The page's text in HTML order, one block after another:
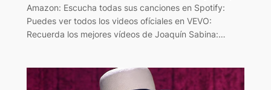
Amazon: Escucha todas sus canciones en Spotify:
Puedes ver todos los videos ofíciales en VEVO:
Recuerda los mejores vídeos de Joaquín Sabina:…